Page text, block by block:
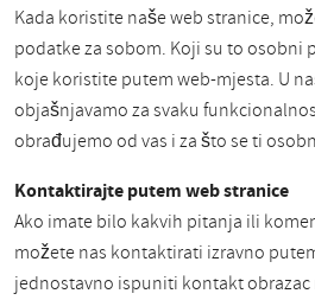
Kada koristite naše web stranice,
podatke za sobom. Koji su to osobni
koje koristite putem web-mjesta. U
objašnjavamo za svaku
obrađujemo od vas i za što se ti
Kontaktirajte putem web stranice
Ako imate bilo kakvih pitanja ili
možete nas kontaktirati izravno
jednostavno ispuniti kontakt obrazac